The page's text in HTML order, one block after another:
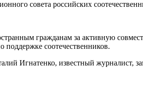
совета российских
гражданам за активную
поддержке соотечественников.
Игнатенко, известный журналист,